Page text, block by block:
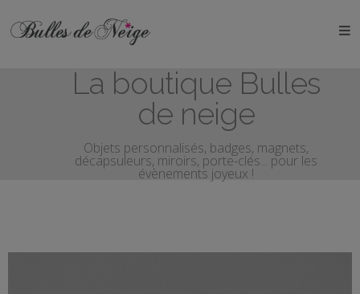
La boutique Bulles
de neige
Objets personnalisés, badges, magnets,
décapsuleurs, miroirs, porte-clés... pour les
évènements joyeux !
ÉVÉNEMENTS
Anniversaires
Communions